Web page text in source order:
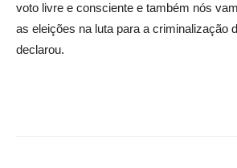
voto livre e consciente e também nós
as eleições na luta para a criminalização
declarou.